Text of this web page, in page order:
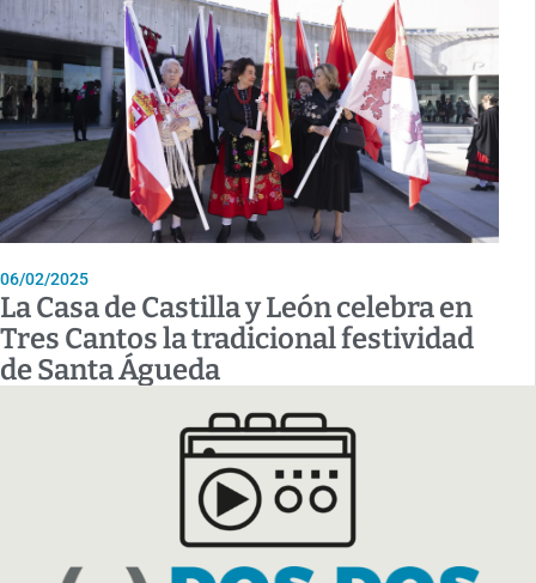
06/02/2025
La Casa de Castilla y León celebra en
Tres Cantos la tradicional festividad
de Santa Águeda